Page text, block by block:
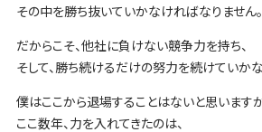
その中を勝ち抜いていかなければなりません。
だからこそ、他社に負けない競争力を持ち、
そして、勝ち続けるだけの努力を続けていか
僕はここから退場することはないと思いますが
ここ数年、力を入れてきたのは、